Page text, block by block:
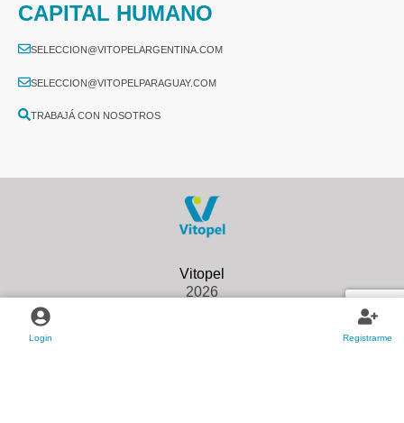
Login Registrarme
CAPITAL HUMANO
SELECCION@VITOPELARGENTINA.COM
SELECCION@VITOPELPARAGUAY.COM
TRABAJÁ CON NOSOTROS
2026